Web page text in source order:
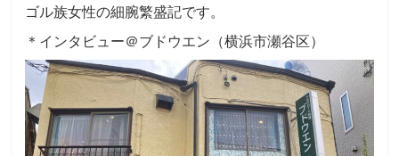
ゴル族女性の細腕繁盛記です。
＊インタビュー＠ブドウエン（横浜市瀬谷区）